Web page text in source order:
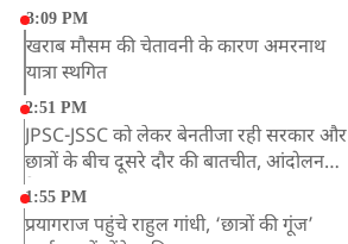
3:09 PM
खराब मौसम की चेतावनी के कारण अमरनाथ
यात्रा स्थगित
2:51 PM
JPSC-JSSC को लेकर बेनतीजा रही सरकार और
छात्रों के बीच दूसरे दौर की बातचीत, आंदोलन
तेज
1:55 PM
प्रयागराज पहुंचे राहुल गांधी, ‘छात्रों की गूंज’